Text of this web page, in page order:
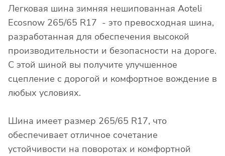
Легковая шина зимняя нешипованная Aoteli
Ecosnow 265/65 R17 - это превосходная шина,
разработанная для обеспечения высокой
производительности и безопасности на дороге.
С этой шиной вы получите улучшенное
сцепление с дорогой и комфортное вождение в
любых условиях.
Шина имеет размер 265/65 R17, что
обеспечивает отличное сочетание
устойчивости на поворотах и комфортной